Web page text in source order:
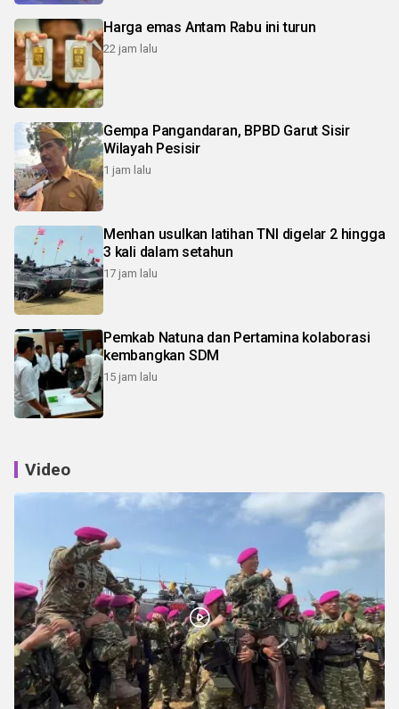
Harga emas Antam Rabu ini turun
22 jam lalu
Gempa Pangandaran, BPBD Garut Sisir
Wilayah Pesisir
1 jam lalu
Menhan usulkan latihan TNI digelar 2 hingga
3 kali dalam setahun
17 jam lalu
Pemkab Natuna dan Pertamina kolaborasi
kembangkan SDM
15 jam lalu
Video